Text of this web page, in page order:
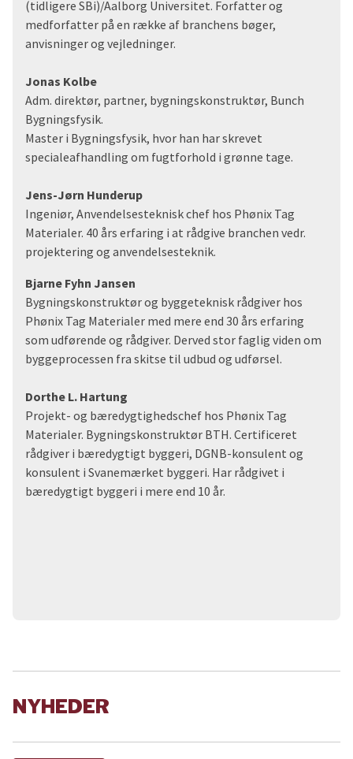
(tidligere SBi)/Aalborg Universitet. Forfatter og
medforfatter på en række af branchens bøger,
anvisninger og vejledninger.
Jonas Kolbe
Adm. direktør, partner, bygningskonstruktør, Bunch
Bygningsfysik.
Master i Bygningsfysik, hvor han har skrevet
specialeafhandling om fugtforhold i grønne tage.
Jens-Jørn Hunderup
Ingeniør, Anvendelsesteknisk chef hos Phønix Tag
Materialer. 40 års erfaring i at rådgive branchen vedr.
projektering og anvendelsesteknik.
Bjarne Fyhn Jansen
Bygningskonstruktør og byggeteknisk rådgiver hos
Phønix Tag Materialer med mere end 30 års erfaring
som udførende og rådgiver. Derved stor faglig viden om
byggeprocessen fra skitse til udbud og udførsel.
Dorthe L. Hartung
Projekt- og bæredygtighedschef hos Phønix Tag
Materialer. Bygningskonstruktør BTH. Certificeret
rådgiver i bæredygtigt byggeri, DGNB-konsulent og
konsulent i Svanemærket byggeri. Har rådgivet i
bæredygtigt byggeri i mere end 10 år.
NYHEDER